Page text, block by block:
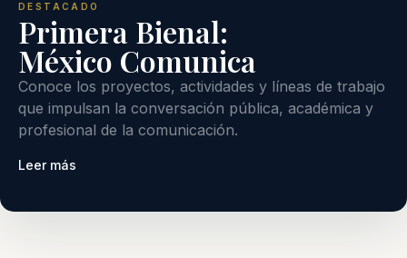
DESTACADO
Primera Bienal:
México Comunica
Conoce los proyectos, actividades y líneas de trabajo
que impulsan la conversación pública, académica y
profesional de la comunicación.
Leer más